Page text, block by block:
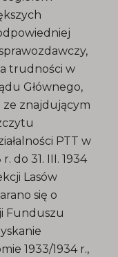
trudności w
Głównego,
znajdującym
PTT w
do 31. III. 1934
Lasów
się o
Funduszu
1933/1934 r.,